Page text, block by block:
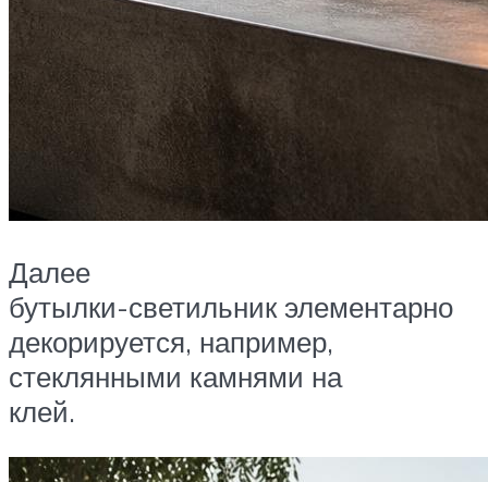
Далее
бутылки-светильник элементарно
декорируется, например,
стеклянными камнями на
клей.